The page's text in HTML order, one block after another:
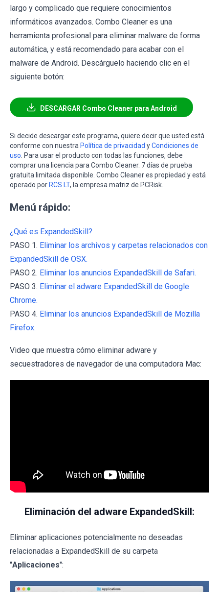
largo y complicado que requiere conocimientos
informáticos avanzados. Combo Cleaner es una
herramienta profesional para eliminar malware de forma
automática, y está recomendado para acabar con el
malware de Android. Descárguelo haciendo clic en el
siguiente botón:
DESCARGAR Combo Cleaner para Android
Si decide descargar este programa, quiere decir que usted está
conforme con nuestra Política de privacidad yCondiciones de
uso. Para usar el producto con todas las funciones, debe
comprar una licencia para Combo Cleaner. 7 días de prueba
gratuita limitada disponible. Combo Cleaner es propiedad y está
operado por RCS LT, la empresa matriz de PCRisk.
Menú rápido:
¿Qué es ExpandedSkill?
PASO 1. Eliminar los archivos y carpetas relacionados con
ExpandedSkill de OSX.
PASO 2. Eliminar los anuncios ExpandedSkill de Safari.
PASO 3. Eliminar el adware ExpandedSkill de Google
Chrome.
PASO 4. Eliminar los anuncios ExpandedSkill de Mozilla
Firefox.
Video que muestra cómo eliminar adware y
secuestradores de navegador de una computadora Mac:
Eliminación del adware ExpandedSkill:
Eliminar aplicaciones potencialmente no deseadas
relacionadas a ExpandedSkill de su carpeta
"Aplicaciones":